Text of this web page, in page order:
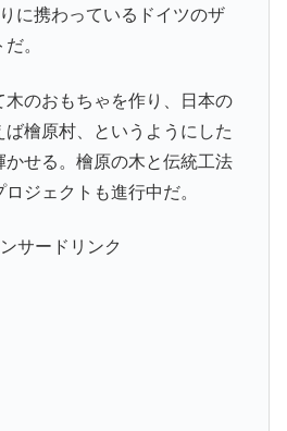
に携わっているドイツのザ
。
木のおもちゃを作り、日本の
檜原村、というようにした
かせる。檜原の木と伝統工法
ジェクトも進行中だ。
サードリンク